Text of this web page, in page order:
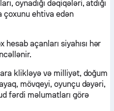
oynadığı dəqiqələri, atdığı
çoxunu ehtiva edən
hesab açanları siyahısı hər
klikləyə və milliyət, doğum
mövqeyi, oyunçu dəyəri,
fərdi məlumatları görə